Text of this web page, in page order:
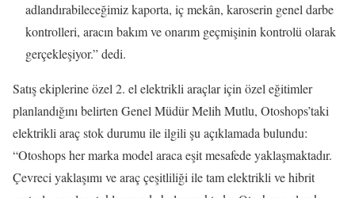
adlandırabileceğimiz kaporta, iç mekân, karoserin genel darbe
kontrolleri, aracın bakım ve onarım geçmişinin kontrolü olarak
gerçekleşiyor.” dedi.
Satış ekiplerine özel 2. el elektrikli araçlar için özel eğitimler
planlandığını belirten Genel Müdür Melih Mutlu, Otoshops’taki
elektrikli araç stok durumu ile ilgili şu açıklamada bulundu:
“Otoshops her marka model araca eşit mesafede yaklaşmaktadır.
Çevreci yaklaşımı ve araç çeşitliliği ile tam elektrikli ve hibrit